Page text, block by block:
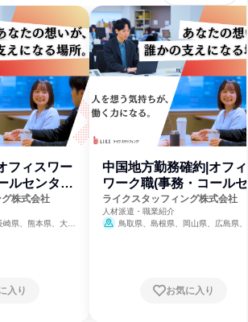
フィスワー
ルセンタ
株式会社
県、熊本県、大分
入り
中国地方勤務確約|オフ
ワーク職(事務・コール
タ
ライクスタッフィング株式会社
人材派遣・職業紹介
鳥取県、島根県、岡山県、広島県
お気に入り